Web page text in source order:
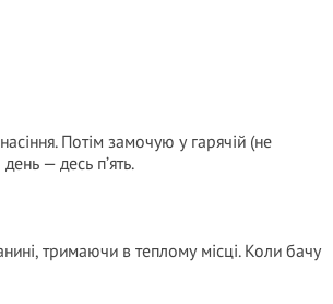
Потім замочую у гарячій (не
— десь п’ять.
тримаючи в теплому місці. Коли бачу